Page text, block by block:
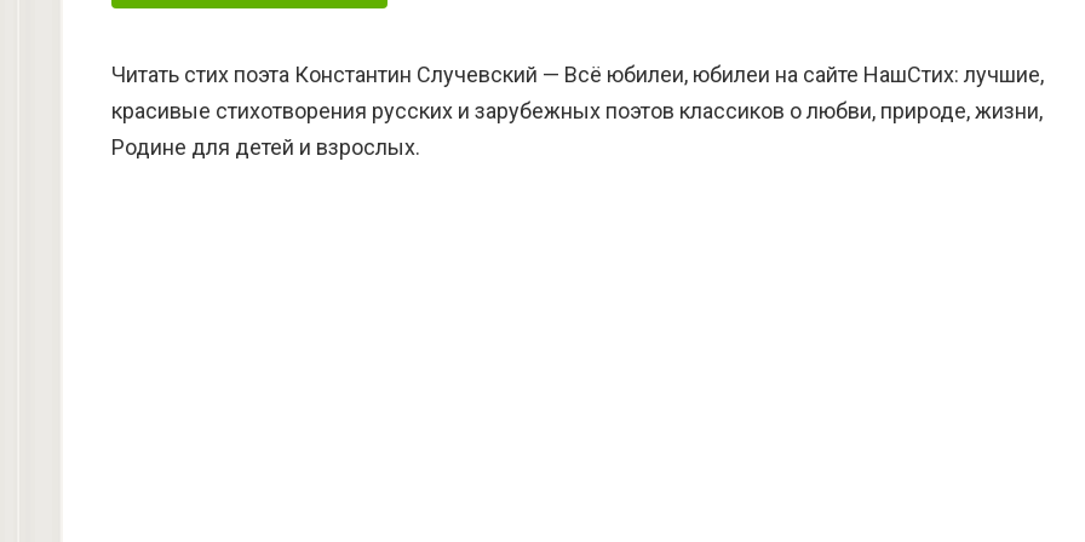
Читать стих поэта Константин Случевский — Всё юбилеи, юбилеи на сайте НашСтих: лучшие,
красивые стихотворения русских и зарубежных поэтов классиков о любви, природе, жизни,
Родине для детей и взрослых.